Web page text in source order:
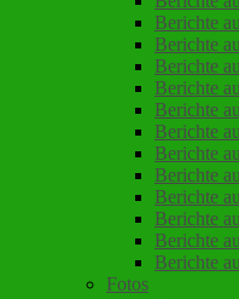
Berichte
Berichte
Berichte
Berichte
Berichte
Berichte
Berichte
Berichte
Berichte
Berichte
Berichte
Berichte
Fotos